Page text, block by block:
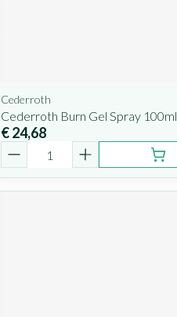
Cederroth
Cederroth Burn Gel Spray 100ml
€ 24,68